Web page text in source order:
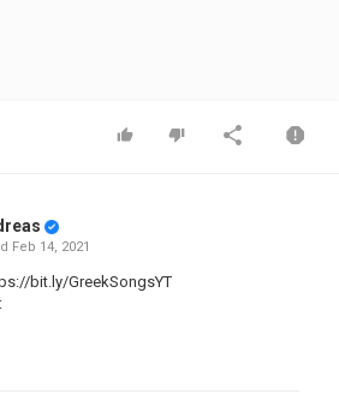
Feb 14, 2021
bit.ly/GreekSongsYT